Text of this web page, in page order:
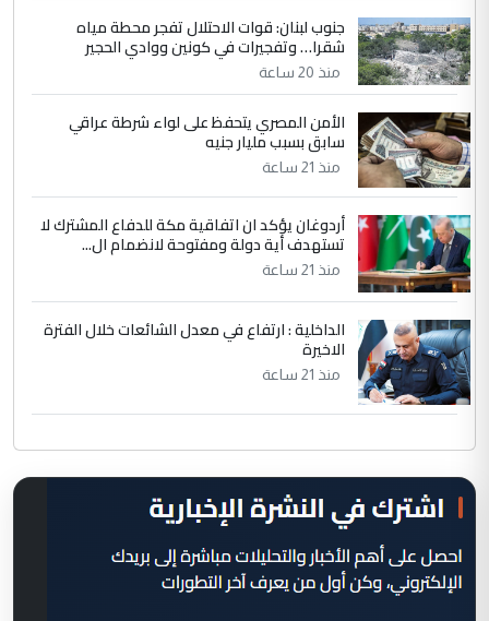
جنوب لبنان: قوات الاحتلال تفجر محطة مياه
شقرا… وتفجيرات في كونين ووادي الحجير
منذ 20 ساعة
الأمن المصري يتحفظ على لواء شرطة عراقي
سابق بسبب مليار جنيه
منذ 21 ساعة
أردوغان يؤكد ان اتفاقية مكة للدفاع المشترك لا
تستهدف أية دولة ومفتوحة لانضمام ال...
منذ 21 ساعة
الداخلية : ارتفاع في معدل الشائعات خلال الفترة
الاخيرة
منذ 21 ساعة